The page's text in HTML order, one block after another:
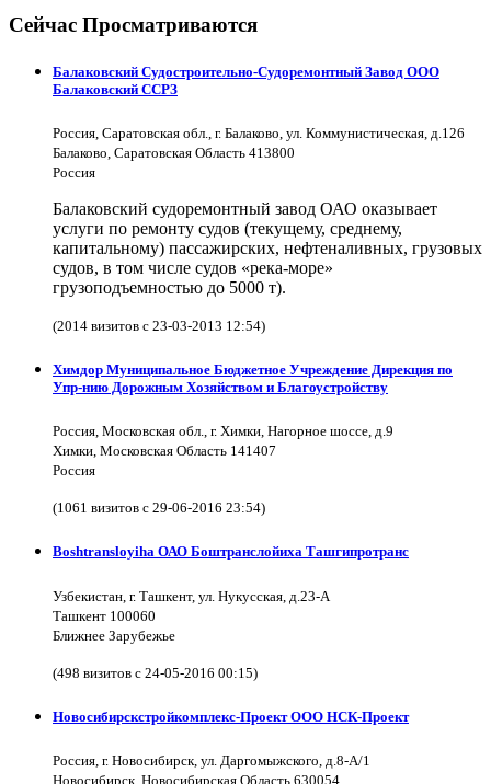
Сейчас Просматриваются
Балаковский Судостроительно-Судоремонтный Завод ООО
Балаковский ССРЗ
Россия, Саратовская обл., г. Балаково, ул. Коммунистическая, д.126
Балаково, Саратовская Область 413800
Россия
Балаковский судоремонтный завод ОАО оказывает
услуги по ремонту судов (текущему, среднему,
капитальному) пассажирских, нефтеналивных, грузовых
судов, в том числе судов «река-море»
грузоподъемностью до 5000 т).
(2014 визитов с 23-03-2013 12:54)
Химдор Муниципальное Бюджетное Учреждение Дирекция по
Упр-нию Дорожным Хозяйством и Благоустройству
Россия, Московская обл., г. Химки, Нагорное шоссе, д.9
Химки, Московская Область 141407
Россия
(1061 визитов с 29-06-2016 23:54)
Boshtransloyiha ОАО Боштранслойиха Ташгипротранс
Узбекистан, г. Ташкент, ул. Нукусская, д.23-А
Ташкент 100060
Ближнее Зарубежье
(498 визитов с 24-05-2016 00:15)
Новосибирскстройкомплекс-Проект ООО НСК-Проект
Россия, г. Новосибирск, ул. Даргомыжского, д.8-А/1
Новосибирск, Новосибирская Область 630054